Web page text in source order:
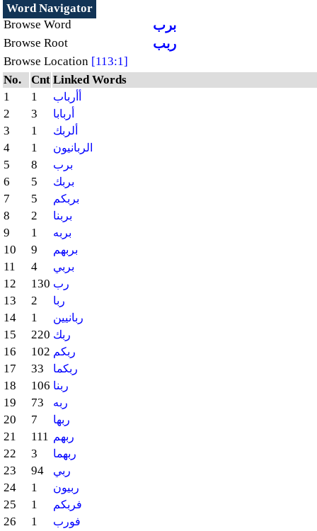
Word Navigator
Browse Word
برب
Browse Root ربب
Browse Location [113:1]
No.
Cnt Linked Words
1
1 أأرباب
2 3 أربابا
3 1 ألربك
4 1 الربانيون
5 8 برب
6 5 بربك
7 5 بربكم
8 2 بربنا
9 1 بربه
10 9 بربهم
11 4 بربي
12 130 رب
13 2 ربا
14 1 ربانيين
15 220 ربك
16 102 ربكم
17 33 ربكما
18 106 ربنا
19 73 ربه
20 7 ربها
21 111 ربهم
22 3 ربهما
23 94 ربي
24 1 ربيون
25 1 فربكم
26 1 فورب